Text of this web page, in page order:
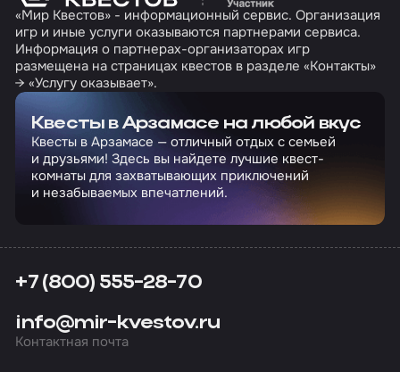
«Мир Квестов» - информационный сервис. Организация
игр и иные услуги оказываются партнерами сервиса.
Информация о партнерах-организаторах игр
размещена на страницах квестов в разделе «Контакты»
→ «Услугу оказывает».
Квесты в Арзамасе на любой вкус
Квесты в Арзамасе — отличный отдых с семьей
и друзьями! Здесь вы найдете лучшие квест-
комнаты для захватывающих приключений
и незабываемых впечатлений.
+7 (800) 555-28-70
info@mir-kvestov.ru
Контактная почта